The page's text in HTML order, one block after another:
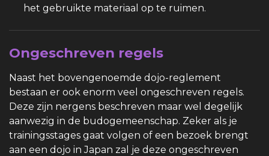
het gebruikte materiaal op te ruimen.
Ongeschreven regels
Naast het bovengenoemde dojo-reglement
bestaan er ook enorm veel ongeschreven regels.
Deze zijn nergens beschreven maar wel degelijk
aanwezig in de budogemeenschap. Zeker als je
trainingsstages gaat volgen of een bezoek brengt
aan een dojo in Japan zal je deze ongeschreven